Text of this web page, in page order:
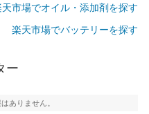
天市場でオイル・添加剤を探す
楽天市場でバッテリーを探す
ー
ありません。